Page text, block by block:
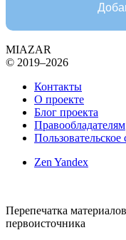
MIAZAR
© 2019–2026
Контакты
О проекте
Блог проекта
Правообладателям
Пользовательское
Zen Yandex
Перепечатка
первоисточника